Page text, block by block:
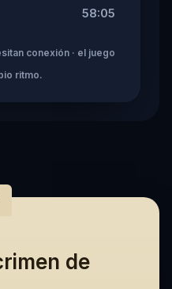
58:05
conexión · el juego
ritmo.
de